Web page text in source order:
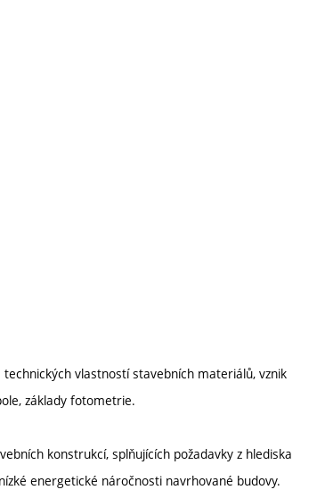
vlastností stavebních materiálů, vznik
základy fotometrie.
konstrukcí, splňujících požadavky z hlediska
energetické náročnosti navrhované budovy.